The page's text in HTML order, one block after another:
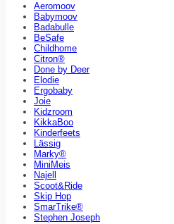
Aeromoov
Babymoov
Badabulle
BeSafe
Childhome
Citron®
Done by Deer
Elodie
Ergobaby
Joie
Kidzroom
KikkaBoo
Kinderfeets
Lässig
Marky®
MiniMeis
Najell
Scoot&Ride
Skip Hop
SmarTrike®
Stephen Joseph